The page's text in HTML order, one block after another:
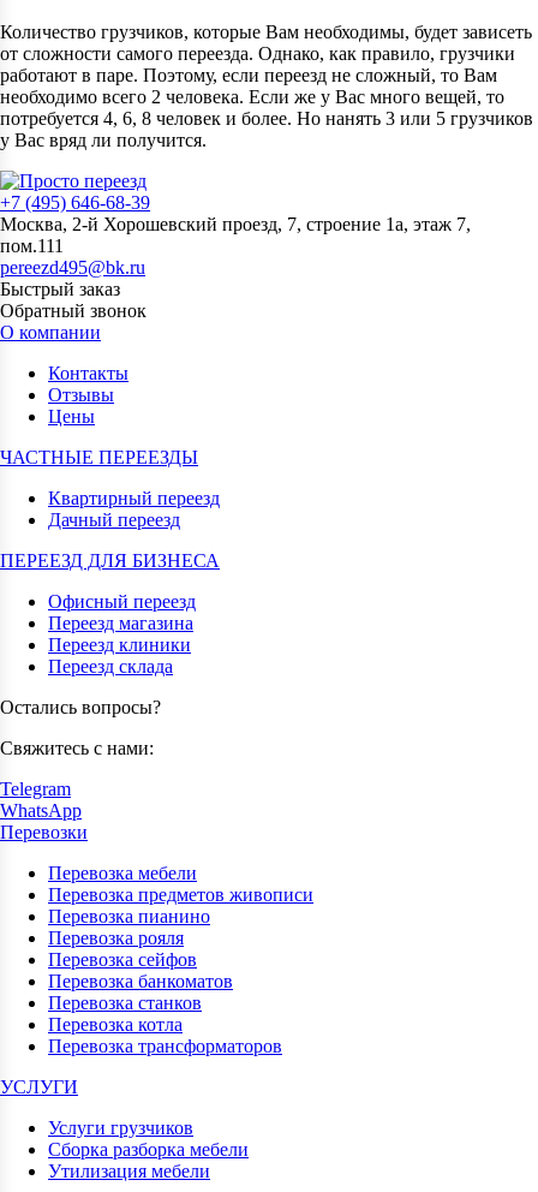
Количество грузчиков, которые Вам необходимы, будет зависеть
от сложности самого переезда. Однако, как правило, грузчики
работают в паре. Поэтому, если переезд не сложный, то Вам
необходимо всего 2 человека. Если же у Вас много вещей, то
потребуется 4, 6, 8 человек и более. Но нанять 3 или 5 грузчиков
у Вас вряд ли получится.
+7 (495) 646-68-39
Москва, 2-й Хорошевский проезд, 7, строение 1а, этаж 7,
пом.111
pereezd495@bk.ru
Быстрый заказ
Обратный звонок
О компании
Контакты
Отзывы
Цены
ЧАСТНЫЕ ПЕРЕЕЗДЫ
Квартирный переезд
Дачный переезд
ПЕРЕЕЗД ДЛЯ БИЗНЕСА
Офисный переезд
Переезд магазина
Переезд клиники
Переезд склада
Остались вопросы?
Свяжитесь с нами:
Telegram
WhatsApp
Перевозки
Перевозка мебели
Перевозка предметов живописи
Перевозка пианино
Перевозка рояля
Перевозка сейфов
Перевозка банкоматов
Перевозка станков
Перевозка котла
Перевозка трансформаторов
УСЛУГИ
Услуги грузчиков
Сборка разборка мебели
Утилизация мебели